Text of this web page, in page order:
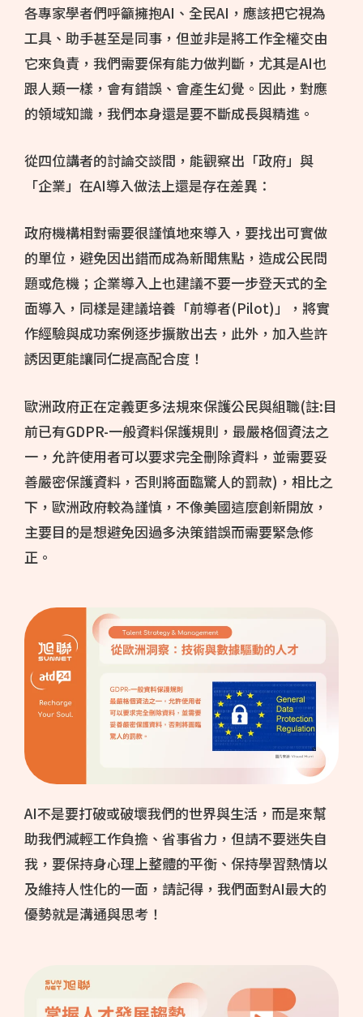
各專家學者們呼籲擁抱AI、全民AI，應該把它視為
工具、助手甚至是同事，但並非是將工作全權交由
它來負責，我們需要保有能力做判斷，尤其是AI也
跟人類一樣，會有錯誤、會產生幻覺。因此，對應
的領域知識，我們本身還是要不斷成長與精進。
從四位講者的討論交談間，能觀察出「政府」與
「企業」在AI導入做法上還是存在差異：
政府機構相對需要很謹慎地來導入，要找出可實做
的單位，避免因出錯而成為新聞焦點，造成公民問
題或危機；企業導入上也建議不要一步登天式的全
面導入，同樣是建議培養「前導者(Pilot)」，將實
作經驗與成功案例逐步擴散出去，此外，加入些許
誘因更能讓同仁提高配合度！
歐洲政府正在定義更多法規來保護公民與組職(註:目
前已有GDPR-一般資料保護規則，最嚴格個資法之
一，允許使用者可以要求完全刪除資料，並需要妥
善嚴密保護資料，否則將面臨驚人的罰款)，相比之
下，歐洲政府較為謹慎，不像美國這麼創新開放，
主要目的是想避免因過多決策錯誤而需要緊急修
正。
AI不是要打破或破壞我們的世界與生活，而是來幫
助我們減輕工作負擔、省事省力，但請不要迷失自
我，要保持身心理上整體的平衡、保持學習熱情以
及維持人性化的一面，請記得，我們面對AI最大的
優勢就是溝通與思考！